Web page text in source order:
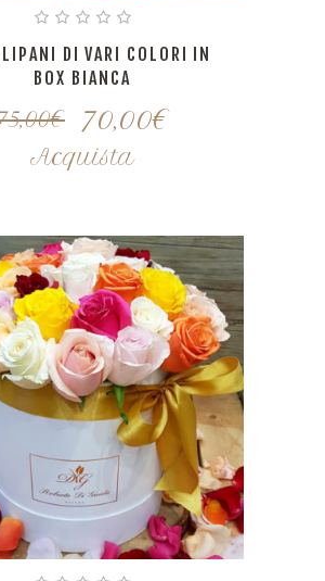
DI VARI COLORI IN
BOX BIANCA
€ 70,00€
Acquista